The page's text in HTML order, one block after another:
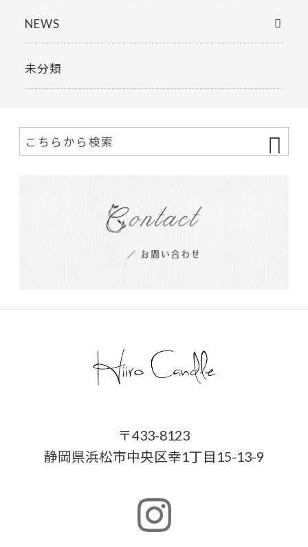
NEWS
未分類
〒433-8123
静岡県浜松市中央区幸1丁目15-13-9